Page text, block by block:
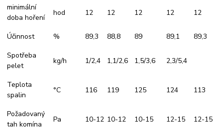
minimální
doba hoření
hod 12 12 12 12 12
Účinnost % 89,3 88,8 89 89,1
89,3
Spotřeba
pelet
kg/h 1/2,4 1,1/2,6 1,5/3,6 2,3/5,4
Teplota
spalin
°C 116 119 125 124 113
Požadovaný
tah komína
Pa 10-12 10-12 10-15 12-15 12-15